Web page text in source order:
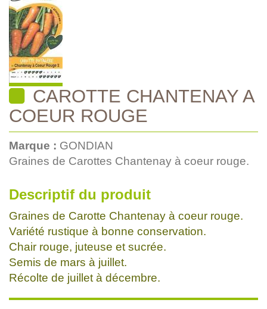
CAROTTE CHANTENAY A
COEUR ROUGE
Marque : GONDIAN
Graines de Carottes Chantenay à coeur rouge.
Descriptif du produit
Graines de Carotte Chantenay à coeur rouge.
Variété rustique à bonne conservation.
Chair rouge, juteuse et sucrée.
Semis de mars à juillet.
Récolte de juillet à décembre.